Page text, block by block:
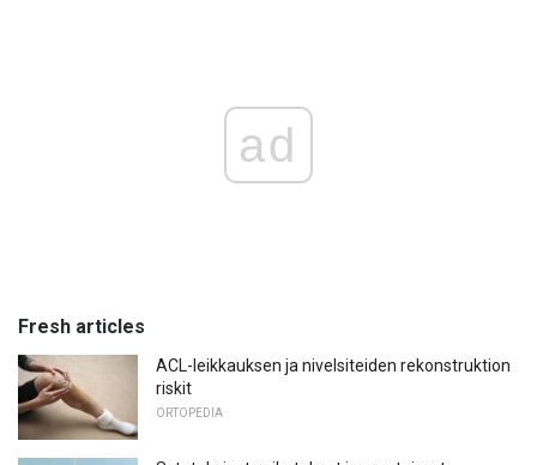
ad
Fresh articles
ACL-leikkauksen ja nivelsiteiden rekonstruktion
riskit
ORTOPEDIA